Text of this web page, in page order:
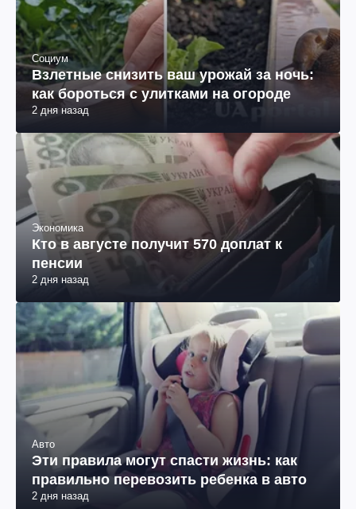
Социум
Взлетные снизить ваш урожай за ночь:
как бороться с улитками на огороде
2 дня назад
Экономика
Кто в августе получит 570 доплат к
пенсии
2 дня назад
Авто
Эти правила могут спасти жизнь: как
правильно перевозить ребенка в авто
2 дня назад